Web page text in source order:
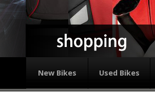
New Bikes Used Bikes